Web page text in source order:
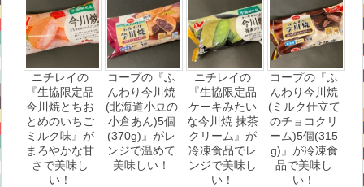
ニチレイの
『生協限定品
今川焼とちお
とめのいちご
ミルク味』が
まろやかな甘
さで美味し
い！
コープの『ふ
んわり今川焼
(北海道小豆の
小倉あん)5個
(370g)』がレ
ンジで温めて
美味しい！
ニチレイの
『生協限定品
ケーキみたい
な今川焼 抹茶
クリーム』が
冷凍食品でレ
ンジで美味し
い！
コープの『ふ
んわり今川焼
(ミルク仕立て
のチョコクリ
ーム)5個(315
g)』が冷凍食
品で美味し
い！